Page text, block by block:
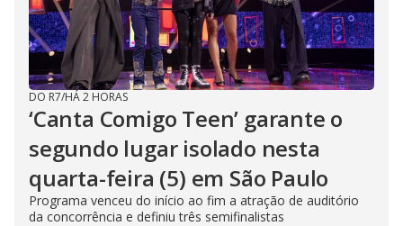
DO R7/HÁ 2 HORAS
‘Canta Comigo Teen’ garante o
segundo lugar isolado nesta
quarta-feira (5) em São Paulo
Programa venceu do início ao fim a atração de auditório
da concorrência e definiu três semifinalistas